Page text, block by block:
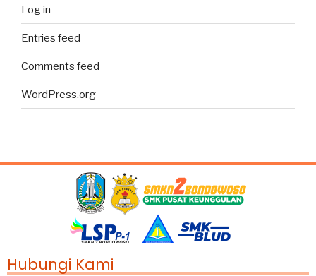
Log in
Entries feed
Comments feed
WordPress.org
Hubungi Kami